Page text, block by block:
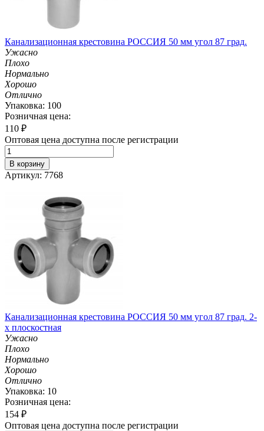
Канализационная крестовина РОССИЯ 50 мм угол 87 град.
Ужасно
Плохо
Нормально
Хорошо
Отлично
Упаковка: 100
Розничная цена:
110 ₽
Оптовая цена доступна после регистрации
В корзину
Артикул: 7768
Канализационная крестовина РОССИЯ 50 мм угол 87 град. 2-
х плоскостная
Ужасно
Плохо
Нормально
Хорошо
Отлично
Упаковка: 10
Розничная цена:
154 ₽
Оптовая цена доступна после регистрации